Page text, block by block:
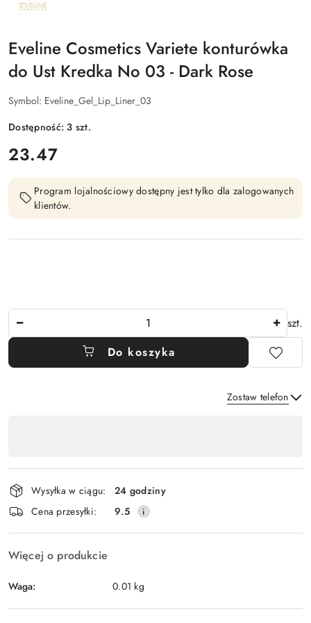
PRODUCENTA:
Eveline Cosmetics Variete konturówka
do Ust Kredka No 03 - Dark Rose
Symbol: Eveline_Gel_Lip_Liner_03
Dostępność:3 szt.
cena:
23.47
Program lojalnościowy dostępny jest tylko dla zalogowanych
klientów.
szt.
Do koszyka
Zostaw telefon
płatność
i
dostawa
Wysyłka w ciągu:
24 godziny
Cena przesyłki:
9.5
Więcej o produkcie
Waga: 0.01 kg